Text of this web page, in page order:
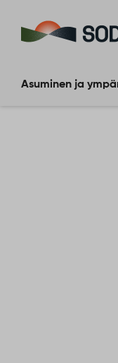
Asuminen ja